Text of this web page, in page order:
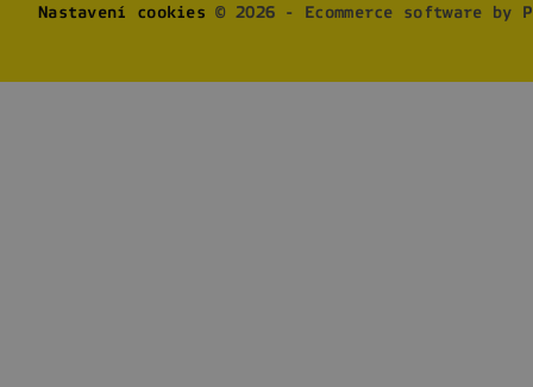
Nastavení cookies © 2026 - Ecommerce software by